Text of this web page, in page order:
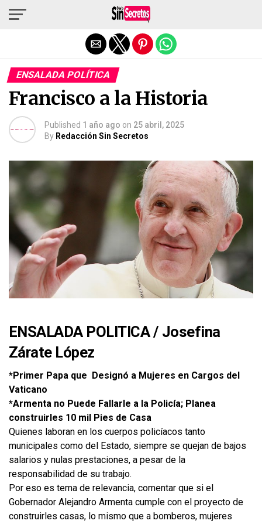
ENSALADA POLÍTICA
Francisco a la Historia
Published 1 año ago on 25 abril, 2025
By Redacción Sin Secretos
ENSALADA POLITICA/ Josefina
Zárate López
*Primer Papa que Designó a Mujeres en Cargos del
Vaticano
*Armenta no Puede Fallarle a la Policía; Planea
construirles 10 mil Pies de Casa
Quienes laboran en los cuerpos policíacos tanto
municipales como del Estado, siempre se quejan de bajos
salarios y nulas prestaciones, a pesar de la
responsabilidad de su trabajo.
Por eso es tema de relevancia, comentar que si el
Gobernador Alejandro Armenta cumple con el proyecto de
construirles casas, lo mismo que a bomberos, mujeres
Salir de la versión móvil